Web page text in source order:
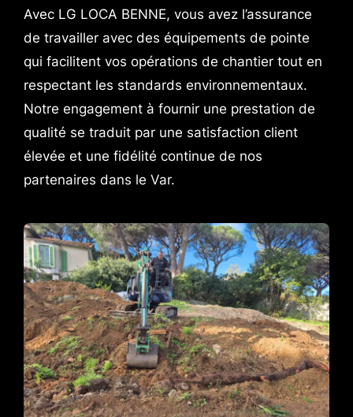
Avec LG LOCA BENNE, vous avez l’assurance
de travailler avec des équipements de pointe
qui facilitent vos opérations de chantier tout en
respectant les standards environnementaux.
Notre engagement à fournir une prestation de
qualité se traduit par une satisfaction client
élevée et une fidélité continue de nos
partenaires dans le Var.